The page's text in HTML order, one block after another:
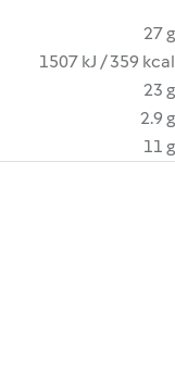
27 g
1507 kJ / 359 kcal
23 g
2.9 g
11 g